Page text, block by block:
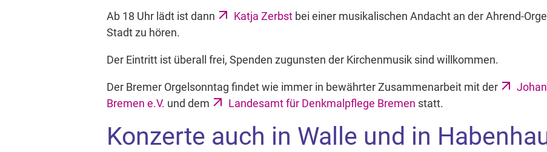
Ab 18 Uhr lädt ist dann Katja Zerbst bei einer musikalischen Andacht an der Ahrend-
Stadt zu hören.
Der Eintritt ist überall frei, Spenden zugunsten der Kirchenmusik sind willkommen.
Der Bremer Orgelsonntag findet wie immer in bewährter Zusammenarbeit mit der
Bremen e.V. und dem Landesamt für Denkmalpflege Bremen statt.
Konzerte auch in Walle und in